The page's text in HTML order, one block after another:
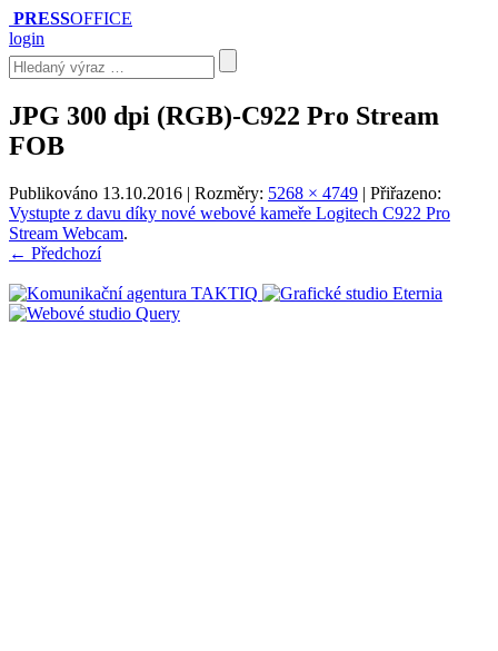
PRESSOFFICE
login
JPG 300 dpi (RGB)-C922 Pro Stream
FOB
Publikováno 13.10.2016 | Rozměry: 5268 × 4749 | Přiřazeno:
Vystupte z davu díky nové webové kameře Logitech C922 Pro
Stream Webcam.
← Předchozí